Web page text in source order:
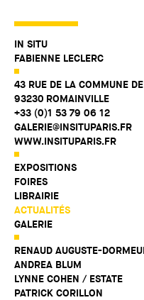
IN SITU
FABIENNE LECLERC
43 RUE DE LA COMMUNE
93230 ROMAINVILLE
+33 (0)1 53 79 06 12
GALERIE@INSITUPARIS.FR
WWW.INSITUPARIS.FR
EXPOSITIONS
FOIRES
LIBRAIRIE
ACTUALITÉS
GALERIE
RENAUD AUGUSTE-
ANDREA BLUM
LYNNE COHEN / ESTATE
PATRICK CORILLON